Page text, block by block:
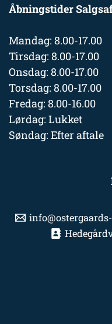
Åbningstider
Mandag: 8.00-17.00
Tirsdag: 8.00-17.00
Onsdag: 8.00-17.00
Torsdag: 8.00-17.00
Fredag: 8.00-16.00
Lørdag: Lukket
Søndag: Efter aftale